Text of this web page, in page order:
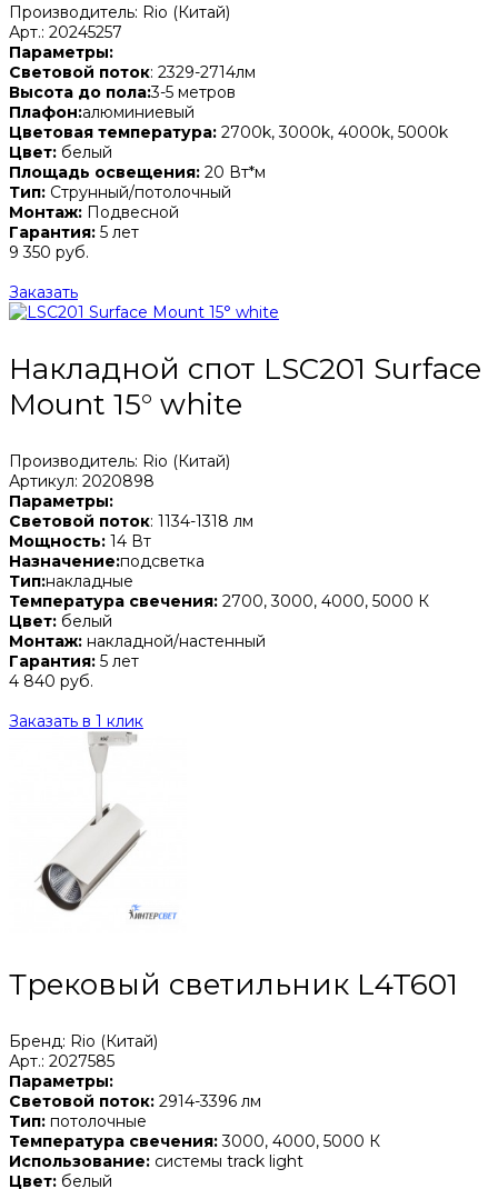
Производитель: Rio (Китай)
Арт.: 20245257
Параметры:
Световой поток: 2329-2714лм
Высота до пола:3-5 метров
Плафон:алюминиевый
Цветовая температура: 2700k, 3000k, 4000k, 5000k
Цвет: белый
Площадь освещения: 20 Вт*м
Тип: Струнный/потолочный
Монтаж: Подвесной
Гарантия: 5 лет
9 350 руб.
Заказать
Накладной спот LSC201 Surface
Mount 15° white
Производитель: Rio (Китай)
Артикул: 2020898
Параметры:
Световой поток: 1134-1318 лм
Мощность: 14 Вт
Назначение:подсветка
Тип:накладные
Температура свечения: 2700, 3000, 4000, 5000 К
Цвет: белый
Монтаж: накладной/настенный
Гарантия: 5 лет
4 840 руб.
Заказать в 1 клик
Трековый светильник L4T601
Бренд: Rio (Китай)
Арт.: 2027585
Параметры:
Световой поток: 2914-3396 лм
Тип: потолочные
Температура свечения:3000, 4000, 5000 К
Использование: системы track light
Цвет: белый